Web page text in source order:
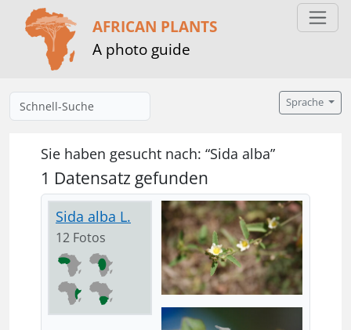
AFRICAN PLANTS
A photo guide
Sprache
Sie haben gesucht nach: “Sida alba”
1 Datensatz gefunden
Sida alba L.
12 Fotos